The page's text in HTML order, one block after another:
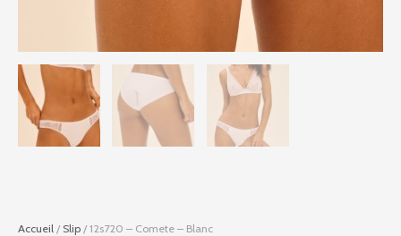
Accueil / Slip / 12s720 – Comete – Blanc